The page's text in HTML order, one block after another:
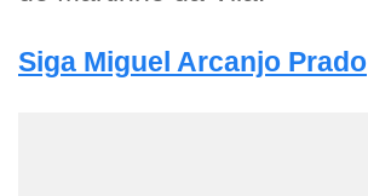
Siga Miguel Arcanjo Prado